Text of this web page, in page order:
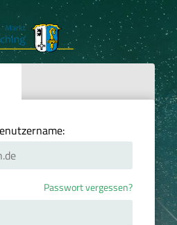
Passwort vergessen?